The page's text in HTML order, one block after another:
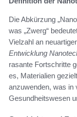
Die Abkürzung
was „Zwerg“
Vielzahl an
Entwicklung
rasante Fortschritte
es, Materialien
anzuwenden, was in
Gesundheitswesen